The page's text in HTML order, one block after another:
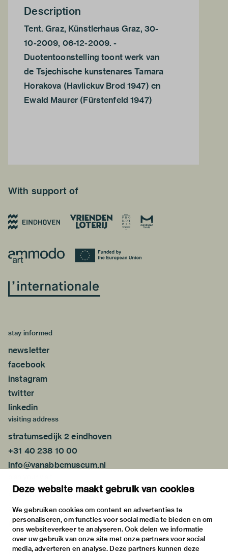
Deze website maakt gebruik van cookies
We gebruiken cookies om content en advertenties te
personaliseren, om functies voor social media te bieden en om
ons websiteverkeer te analyseren. Ook delen we informatie
over uw gebruik van onze site met onze partners voor social
media, adverteren en analyse. Deze partners kunnen deze
Description
Tent. Graz, Künstlerhaus Graz, 30-
10-2009, 06-12-2009. -
Duotentoonstelling toont werk van
de Tsjechische kunstenares Tamara
Horakova (Havlickuv Brod 1947) en
Ewald Maurer (Fürstenfeld 1947)
With support of
stay informed
newsletter
facebook
instagram
twitter
linkedin
visiting address
stratumsedijk 2 eindhoven
+31 40 238 10 00
info@vanabbemuseum.nl
exhibitions
activities
practical information
about
the museum